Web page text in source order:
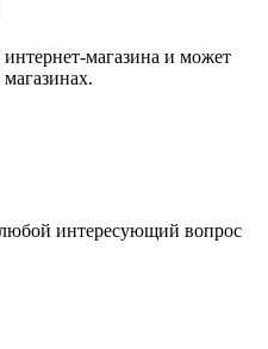
магазина и может
интересующий вопрос